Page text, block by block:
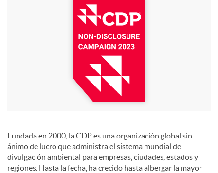
n
t
Fundada en 2000, la CDP es una organización global sin
ánimo de lucro que administra el sistema mundial de
divulgación ambiental para empresas, ciudades, estados y
regiones. Hasta la fecha, ha crecido hasta albergar la mayor